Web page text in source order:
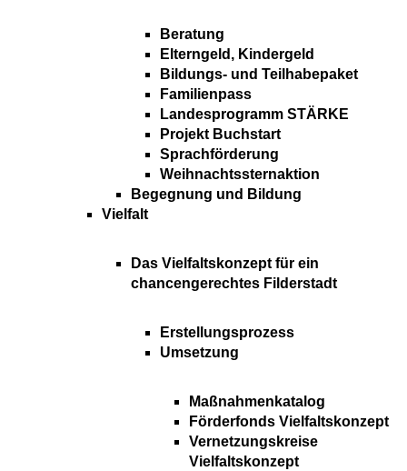
Beratung
Elterngeld, Kindergeld
Bildungs- und Teilhabepaket
Familienpass
Landesprogramm STÄRKE
Projekt Buchstart
Sprachförderung
Weihnachtssternaktion
Begegnung und Bildung
Vielfalt
Das Vielfaltskonzept für ein
chancengerechtes Filderstadt
Erstellungsprozess
Umsetzung
Maßnahmenkatalog
Förderfonds Vielfaltskonzept
Vernetzungskreise
Vielfaltskonzept